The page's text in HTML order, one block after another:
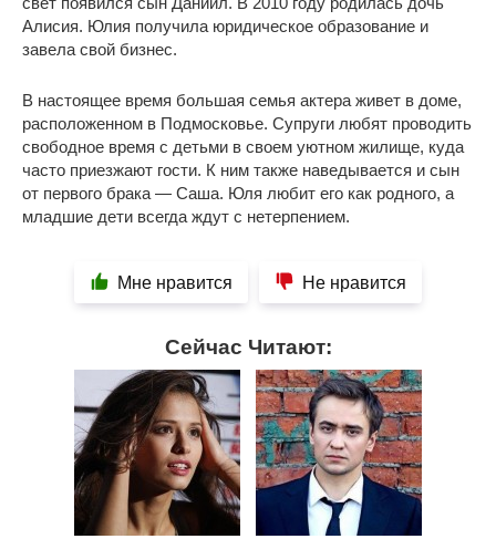
Алисия. Юлия получила юридическое образование и
завела свой бизнес.
В настоящее время большая семья актера живет в доме,
расположенном в Подмосковье. Супруги любят проводить
свободное время с детьми в своем уютном жилище, куда
часто приезжают гости. К ним также наведывается и сын
от первого брака — Саша. Юля любит его как родного, а
младшие дети всегда ждут с нетерпением.
Мне нравится Не нравится
Сейчас Читают: